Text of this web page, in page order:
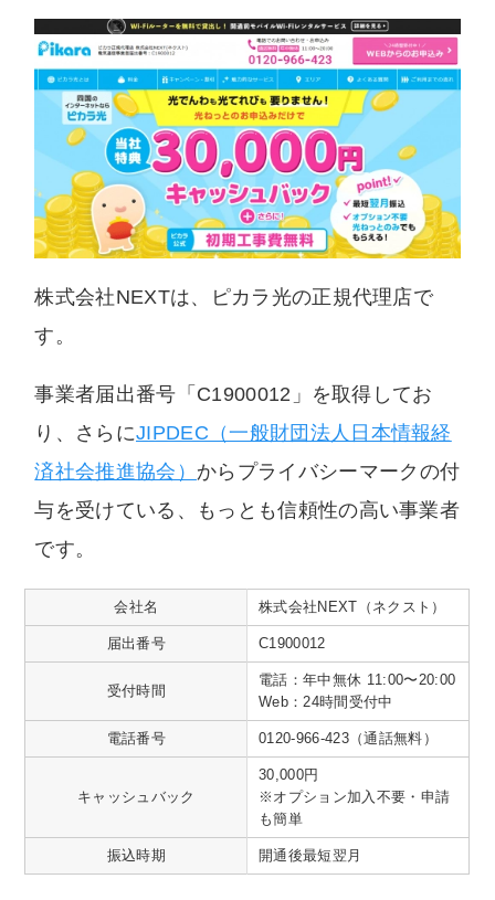
株式会社NEXTは、ピカラ光の正規代理店で
す。
事業者届出番号「C1900012」を取得してお
り、さらにJIPDEC（一般財団法人日本情報経
済社会推進協会） からプライバシーマークの付
与を受けている、もっとも信頼性の高い事業者
です。
会社名 株式会社NEXT（ネクスト）
届出番号 C1900012
受付時間
電話：年中無休 11:00〜20:00
Web：24時間受付中
電話番号 0120-966-423（通話無料）
キャッシュバック
30,000円
※オプション加入不要・申請
も簡単
振込時期 開通後最短翌月